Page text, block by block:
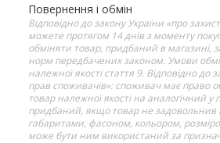
Повернення і обмін
Відповідно до закону України «про
можете протягом 14 днів з моменту
обміняти товар, придбаний в магазині,
норм передбачених законом. Умови
належної якості стаття 9. Відповідно до
прав споживачів»: споживач має право
товар належної якості на аналогічний у
придбаний, якщо товар не задовольнив
габаритами, фасоном, кольором,
може бути ним використаний за